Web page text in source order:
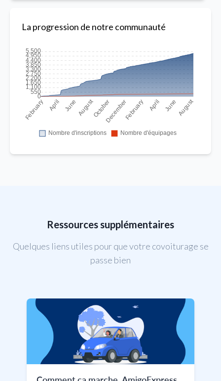
La progression de notre communauté
Ressources supplémentaires
Quelques liens utiles pour que votre covoiturage se
passe bien